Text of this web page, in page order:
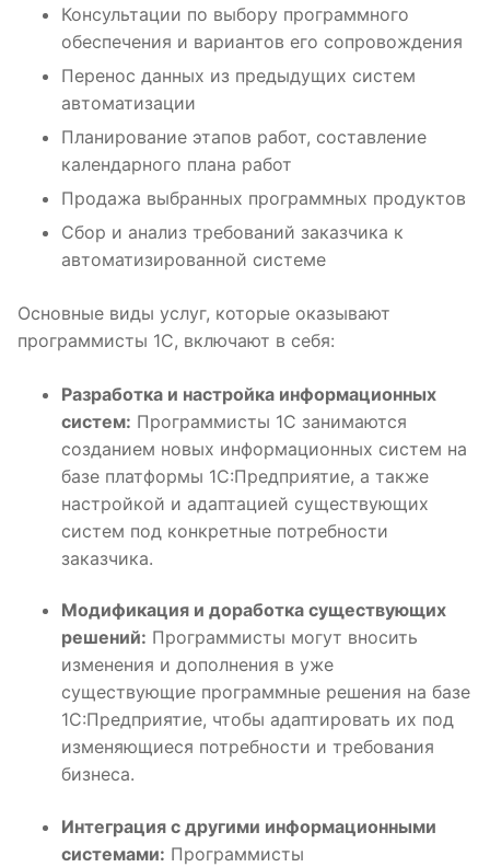
Консультации по выбору программного
обеспечения и вариантов его сопровождения
Перенос данных из предыдущих систем
автоматизации
Планирование этапов работ, составление
календарного плана работ
Продажа выбранных программных продуктов
Сбор и анализ требований заказчика к
автоматизированной системе
Основные виды услуг, которые оказывают
программисты 1С, включают в себя:
Разработка и настройка информационных
систем: Программисты 1С занимаются
созданием новых информационных систем на
базе платформы 1С:Предприятие, а также
настройкой и адаптацией существующих
систем под конкретные потребности
заказчика.
Модификация и доработка существующих
решений: Программисты могут вносить
изменения и дополнения в уже
существующие программные решения на базе
1С:Предприятие, чтобы адаптировать их под
изменяющиеся потребности и требования
бизнеса.
Интеграция с другими информационными
системами: Программисты